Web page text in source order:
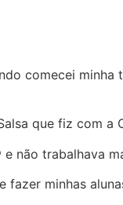
comecei
que fiz com a
não trabalhava
fazer minhas